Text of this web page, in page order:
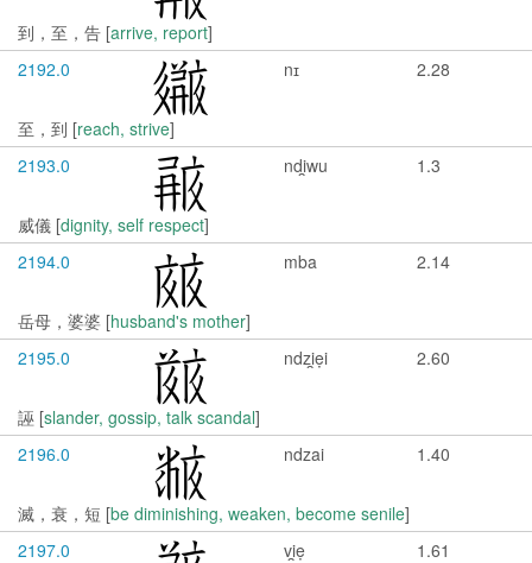
到，至，告 [arrive, report]
2192.0
nɪ 2.28
至，到 [reach, strive]
2193.0
ndi̯wu 1.3
威儀 [dignity, self respect]
2194.0
mba 2.14
岳母，婆婆 [husband's mother]
2195.0
ndzi̯ẹi 2.60
誣 [slander, gossip, talk scandal]
2196.0
ndzai 1.40
滅，衰，短 [be diminishing, weaken, become senile]
2197.0
vi̯ẹ 1.61